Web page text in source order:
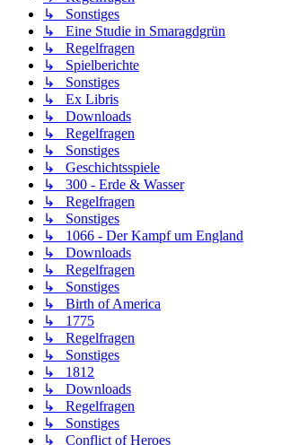
↳ Sonstiges
↳ Eine Studie in Smaragdgrün
↳ Regelfragen
↳ Spielberichte
↳ Sonstiges
↳ Ex Libris
↳ Downloads
↳ Regelfragen
↳ Sonstiges
↳ Geschichtsspiele
↳ 300 - Erde & Wasser
↳ Regelfragen
↳ Sonstiges
↳ 1066 - Der Kampf um England
↳ Downloads
↳ Regelfragen
↳ Sonstiges
↳ Birth of America
↳ 1775
↳ Regelfragen
↳ Sonstiges
↳ 1812
↳ Downloads
↳ Regelfragen
↳ Sonstiges
↳ Conflict of Heroes